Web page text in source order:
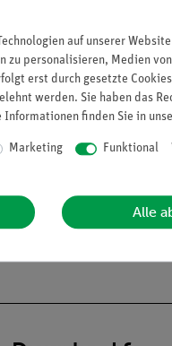
- 12 Präparate.
Abdomen mit
Mehlmilben,
Körpermitte,
auf unserer
zu personalisieren, Medien
erst durch gesetzte
werden. Sie haben das
finden Sie in
Marketing Funktional
Alle